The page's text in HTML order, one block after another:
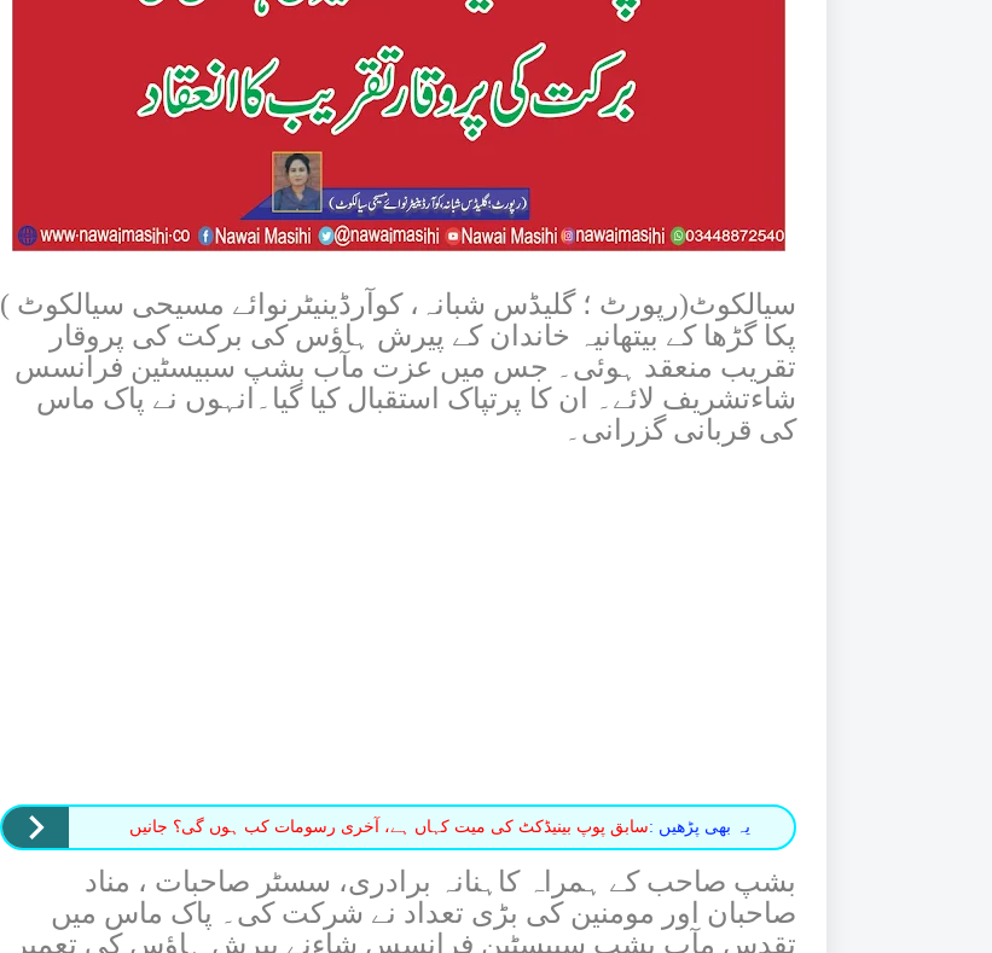
سیالکوٹ(رپورٹ ؛ گلیڈس شبانہ، کوآرڈینیٹرنوائے مسیحی سیالکوٹ )
پکا گڑھا کے بیتھانیہ خاندان کے پیرش ہاﺅس کی برکت کی پروقار
تقریب منعقد ہوئی۔ جس میں عزت مآب بشپ سبیسٹین فرانسس
شاءتشریف لائے۔ ان کا پرتپاک استقبال کیا گیا۔انہوں نے پاک ماس
کی قربانی گزرانی۔
یہ بھی پڑھیں :سابق پوپ بینیڈکٹ کی میت کہاں ہے، آخری رسومات کب ہوں گی؟ جانیں
بشپ صاحب کے ہمراہ کاہنانہ برادری، سسٹر صاحبات ، مناد
صاحبان اور مومنین کی بڑی تعداد نے شرکت کی۔ پاک ماس میں
تقدس مآب بشپ سبیسٹین فرانسس شاءنے پیرش ہاﺅس کی تعمیر